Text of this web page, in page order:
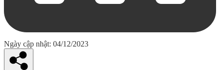
Ngày cập nhật: 04/12/2023